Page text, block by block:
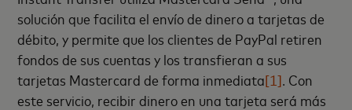
solución que facilita el envío de dinero a tarjetas de
débito, y permite que los clientes de PayPal retiren
fondos de sus cuentas y los transfieran a sus
tarjetas Mastercard de forma inmediata[1]. Con
este servicio, recibir dinero en una tarjeta será más